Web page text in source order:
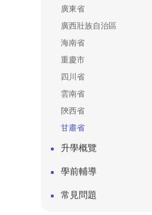
廣東省
廣西壯族自治區
海南省
重慶市
四川省
雲南省
陝西省
甘肅省
升學概覽
學前輔導
常見問題